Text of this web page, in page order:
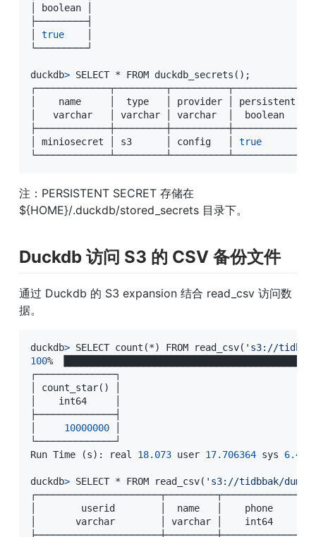
│ boolean │
├─────────┤
true
└─────────┘
duckdb> SELECT * FROM duckdb_secrets ( ) ;
│    name     │ type
│ provider │ persistent │
│   varchar   │ varchar │ varchar  │  boolean
│ miniosecret │ s3      │ config   │ true
注：PERSISTENT SECRET 存储在
${HOME}/.duckdb/stored_secrets 目录下。
Duckdb 访问 S3 的 CSV 备份文件
通过 Duckdb 的 S3 expansion 结合 read_csv 访问数
据。
duckdb> SELECT count (*) FROM read_csv( 's3://
100%
┌──────────────┐
│ count_star( )
│    int64     │
├──────────────┤
10000000
└──────────────┘
Run Time
(s) : real 18.073 user 17.706364 sys
duckdb> SELECT * FROM read_csv( 's3://tidbbak/
│        userid        │  name   │    phone    │
│       varchar        │ varchar │    int64    │